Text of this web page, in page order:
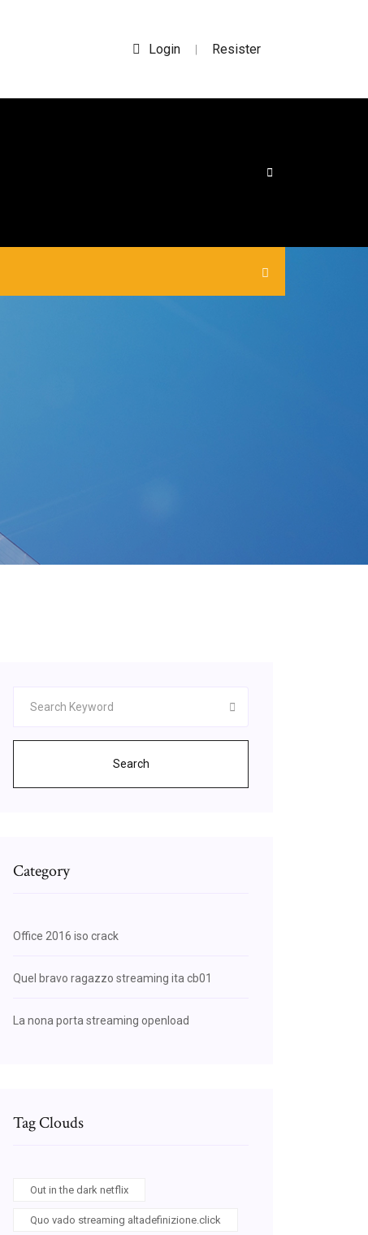
Login | Resister
Search
Category
Office 2016 iso crack
Quel bravo ragazzo streaming ita cb01
La nona porta streaming openload
Tag Clouds
Out in the dark netflix
Quo vado streaming altadefinizione.click